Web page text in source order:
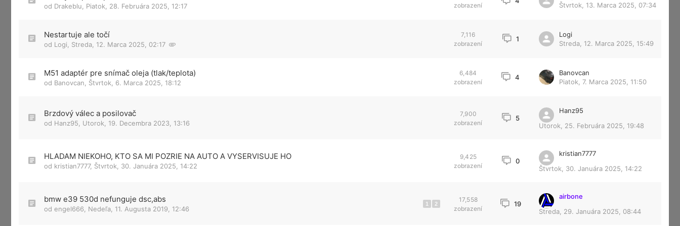
od Drakeblu Piatok, 28. Februára 2025, 12:17
zobrazení
Štvrtok, 13. Marca 2025, 07:34
Nestartuje ale točí
od Logi Streda, 12. Marca 2025, 02:17
7,116
zobrazení
1
Logi
Streda, 12. Marca 2025, 15:49
M51 adaptér pre snímač oleja (tlak/teplota)
od Banovcan Štvrtok, 6. Marca 2025, 18:12
6,484
zobrazení
4
Banovcan
Piatok, 7. Marca 2025, 11:50
Brzdový válec a posilovač
od Hanz95 Utorok, 19. Decembra 2023, 13:16
7,900
zobrazení
5
Hanz95
Utorok, 25. Februára 2025, 19:48
HLADAM NIEKOHO, KTO SA MI POZRIE NA AUTO A VYSERVISUJE HO
od kristian7777, Štvrtok, 30. Januára 2025, 14:22
9,425
zobrazení
0
kristian7777
Štvrtok, 30. Januára 2025, 14:22
bmw e39 530d nefunguje dsc,abs
od engel666 Nedeľa, 11. Augusta 2019, 12:46
1 2
17,558
zobrazení
19
airbone
Streda, 29. Januára 2025, 08:44